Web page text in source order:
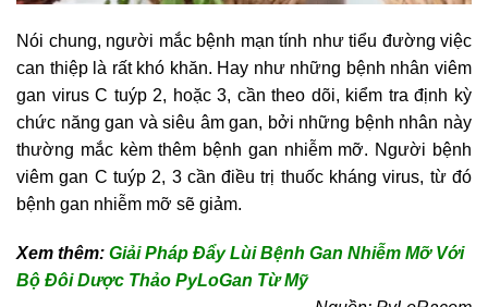
Nói chung, người mắc bệnh mạn tính như tiểu đường việc
can thiệp là rất khó khăn. Hay như những bệnh nhân viêm
gan virus C tuýp 2, hoặc 3, cần theo dõi, kiểm tra định kỳ
chức năng gan và siêu âm gan, bởi những bệnh nhân này
thường mắc kèm thêm bệnh gan nhiễm mỡ. Người bệnh
viêm gan C tuýp 2, 3 cần điều trị thuốc kháng virus, từ đó
bệnh gan nhiễm mỡ sẽ giảm.
Xem thêm: Giải Pháp Đẩy Lùi Bệnh Gan Nhiễm Mỡ Với
Bộ Đôi Dược Thảo PyLoGan Từ Mỹ